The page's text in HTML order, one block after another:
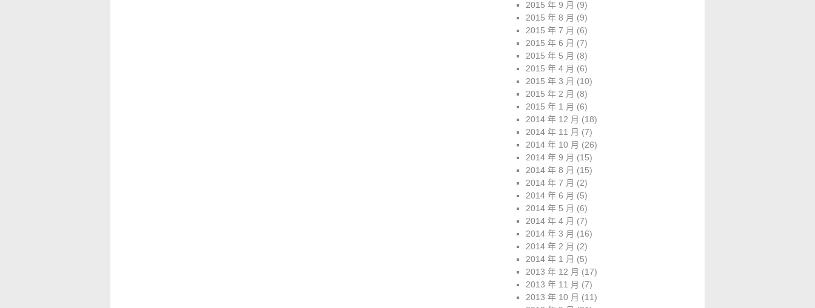
2015 年 9 月 (9)
2015 年 8 月 (9)
2015 年 7 月 (6)
2015 年 6 月 (7)
2015 年 5 月 (8)
2015 年 4 月 (6)
2015 年 3 月 (10)
2015 年 2 月 (8)
2015 年 1 月 (6)
2014 年 12 月 (18)
2014 年 11 月 (7)
2014 年 10 月 (26)
2014 年 9 月 (15)
2014 年 8 月 (15)
2014 年 7 月 (2)
2014 年 6 月 (5)
2014 年 5 月 (6)
2014 年 4 月 (7)
2014 年 3 月 (16)
2014 年 2 月 (2)
2014 年 1 月 (5)
2013 年 12 月 (17)
2013 年 11 月 (7)
2013 年 10 月 (11)